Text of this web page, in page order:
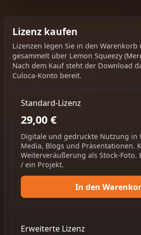
Lizenz kaufen
Lizenzen legen Sie in den Warenkorb
gesammelt über Lemon Squeezy
Nach dem Kauf steht der Download
Culoca-Konto bereit.
Standard-Lizenz
29,00 €
Digitale und gedruckte Nutzung in
Media, Blogs und Präsentationen.
Weiterveräußerung als Stock-Foto.
/ ein Projekt.
In den
Erweiterte Lizenz